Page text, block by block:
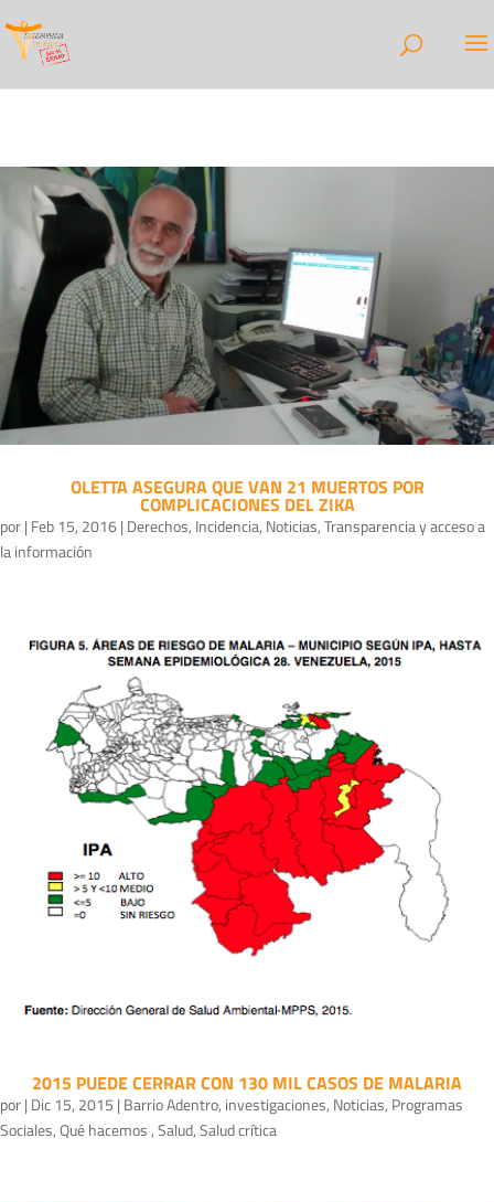
OLETTA ASEGURA QUE VAN 21 MUERTOS POR
COMPLICACIONES DEL ZIKA
por| Feb 15, 2016| Derechos, Incidencia, Noticias,Transparencia y acceso a
la información
2015 PUEDE CERRAR CON 130 MIL CASOS DE MALARIA
por| Dic 15, 2015 | Barrio Adentro, investigaciones, Noticias, Programas
Sociales,Qué hacemos ,Salud,Salud crítica